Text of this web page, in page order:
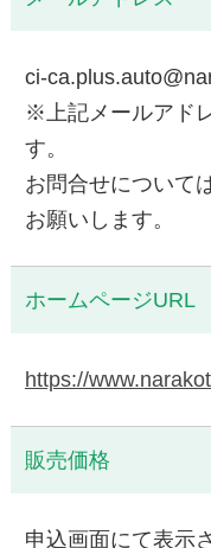
ci-
※上記メールアド
す。
お問合せについては
お願いします。
ホームページURL
https://
販売価格
申込画面にて表示